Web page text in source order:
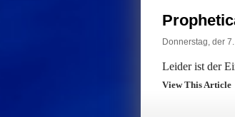
Donnerstag, der
Leider ist der
View This